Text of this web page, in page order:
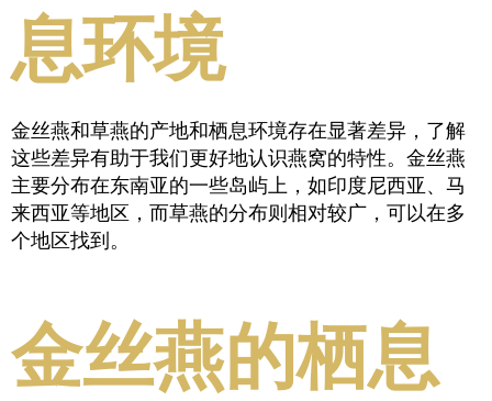
息环境
金丝燕和草燕的产地和栖息环境存在显著差异，了解
这些差异有助于我们更好地认识燕窝的特性。金丝燕
主要分布在东南亚的一些岛屿上，如印度尼西亚、马
来西亚等地区，而草燕的分布则相对较广，可以在多
个地区找到。
金丝燕的栖息